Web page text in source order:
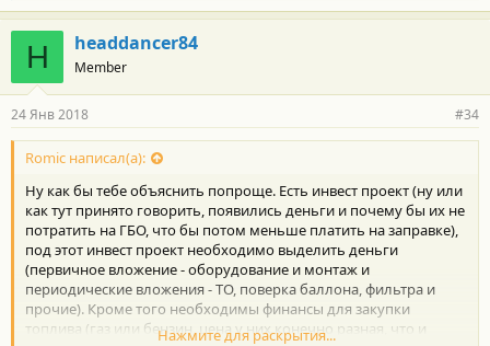
а
г
о
а
н
о
с
и
:
H headdancer84
Member
24 Янв 2018 #34
Romic написал(а):
Ну как бы тебе объяснить попроще. Есть инвест проект (ну или
как тут принято говорить, появились деньги и почему бы их не
потратить на ГБО, что бы потом меньше платить на заправке),
под этот инвест проект необходимо выделить деньги
(первичное вложение - оборудование и монтаж и
периодические вложения - ТО, поверка баллона, фильтра и
прочие). Кроме того необходимы финансы для закупки
топлива (газ или бензин, цена у них конечно разная, что и
Нажмите для раскрытия...